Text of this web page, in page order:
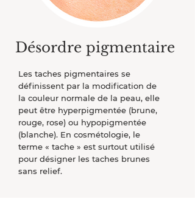
Désordre pigmentaire
Les taches pigmentaires se
définissent par la modification de
la couleur normale de la peau, elle
peut être hyperpigmentée (brune,
rouge, rose) ou hypopigmentée
(blanche). En cosmétologie, le
terme « tache » est surtout utilisé
pour désigner les taches brunes
sans relief.